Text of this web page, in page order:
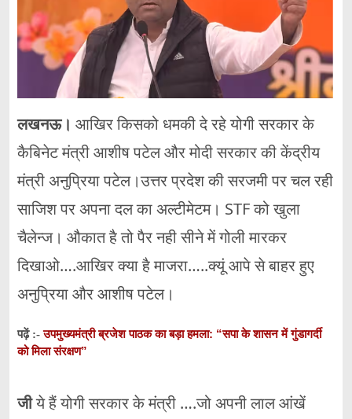
लखनऊ। आखिर किसको धमकी दे रहे योगी सरकार के
कैबिनेट मंत्री आशीष पटेल और मोदी सरकार की केंद्रीय
मंत्री अनुप्रिया पटेल।उत्तर प्रदेश की सरजमी पर चल रही
साजिश पर अपना दल का अल्टीमेटम। STF को खुला
चैलेन्ज। औकात है तो पैर नही सीने में गोली मारकर
दिखाओ….आखिर क्या है माजरा…..क्यूं आपे से बाहर हुए
अनुप्रिया और आशीष पटेल।
पढ़ें :-उपमुख्यमंत्री ब्रजेश पाठक का बड़ा हमला: “सपा के शासन में गुंडागर्दी
को मिला संरक्षण”
जीये हैं योगी सरकार के मंत्री ….जो अपनी लाल आंखें